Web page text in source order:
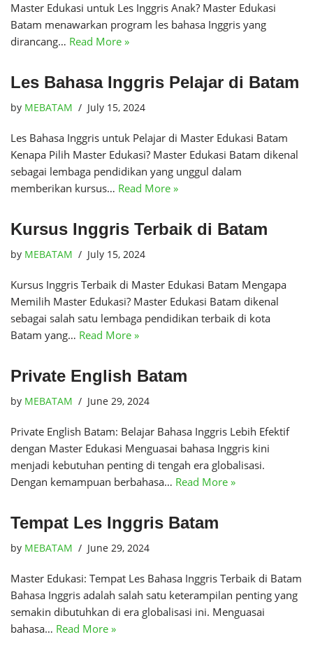
Master Edukasi untuk Les Inggris Anak? Master Edukasi
Batam menawarkan program les bahasa Inggris yang
dirancang… Read More »
Les Bahasa Inggris Pelajar di Batam
by MEBATAM July 15, 2024
Les Bahasa Inggris untuk Pelajar di Master Edukasi Batam
Kenapa Pilih Master Edukasi? Master Edukasi Batam dikenal
sebagai lembaga pendidikan yang unggul dalam
memberikan kursus… Read More »
Kursus Inggris Terbaik di Batam
by MEBATAM July 15, 2024
Kursus Inggris Terbaik di Master Edukasi Batam Mengapa
Memilih Master Edukasi? Master Edukasi Batam dikenal
sebagai salah satu lembaga pendidikan terbaik di kota
Batam yang… Read More »
Private English Batam
by MEBATAM June 29, 2024
Private English Batam: Belajar Bahasa Inggris Lebih Efektif
dengan Master Edukasi Menguasai bahasa Inggris kini
menjadi kebutuhan penting di tengah era globalisasi.
Dengan kemampuan berbahasa… Read More »
Tempat Les Inggris Batam
by MEBATAM June 29, 2024
Master Edukasi: Tempat Les Bahasa Inggris Terbaik di Batam
Bahasa Inggris adalah salah satu keterampilan penting yang
semakin dibutuhkan di era globalisasi ini. Menguasai
bahasa… Read More »